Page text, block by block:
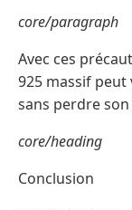
core/paragraph
Avec ces
925 massif peut
sans perdre son
core/heading
Conclusion